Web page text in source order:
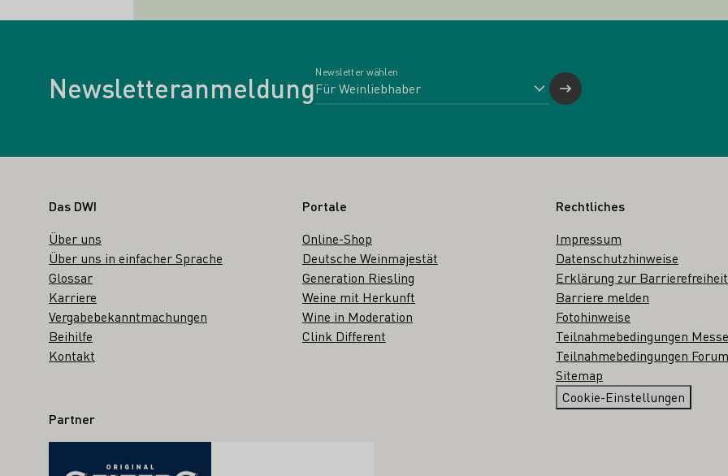
Newsletteranmeldung
Newsletter wählen
Fußbereich
Das DWI
Über uns
Über uns in einfacher Sprache
Glossar
Karriere
Vergabebekanntmachungen
Beihilfe
Kontakt
Portale
Online-Shop
Deutsche Weinmajestät
Generation Riesling
Weine mit Herkunft
Wine in Moderation
Clink Different
Rechtliches
Impressum
Datenschutzhinweise
Erklärung zur Barrierefreiheit
Barriere melden
Fotohinweise
Teilnahmebedingungen
Teilnahmebedingungen
Sitemap
Cookie-Einstellungen
Partner